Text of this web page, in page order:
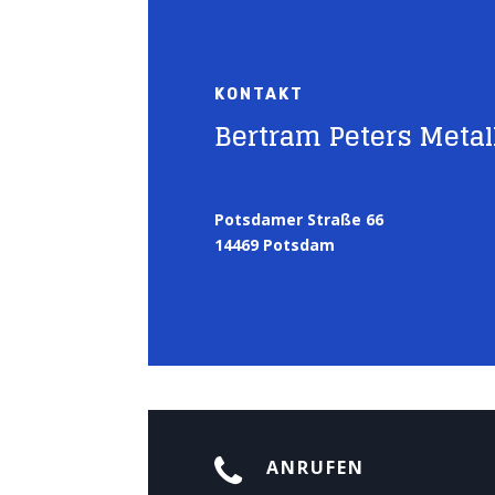
KONTAKT
Bertram Peters
Potsdamer Straße 66
14469 Potsdam
 ANRUFEN